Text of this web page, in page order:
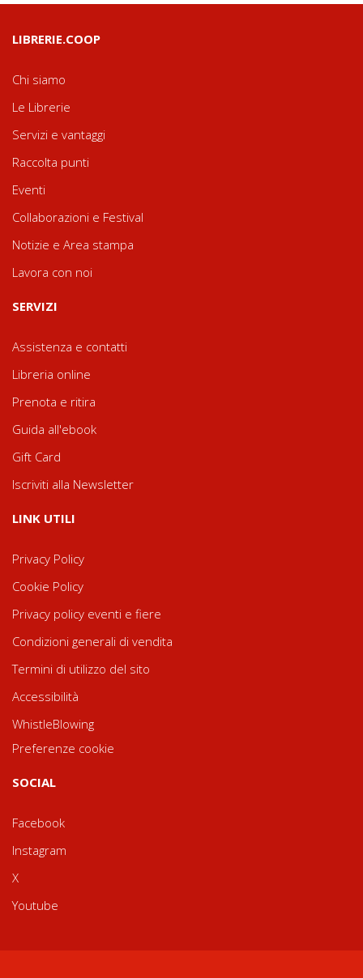
LIBRERIE.COOP
Chi siamo
Le Librerie
Servizi e vantaggi
Raccolta punti
Eventi
Collaborazioni e Festival
Notizie e Area stampa
Lavora con noi
SERVIZI
Assistenza e contatti
Libreria online
Prenota e ritira
Guida all'ebook
Gift Card
Iscriviti alla Newsletter
LINK UTILI
Privacy Policy
Cookie Policy
Privacy policy eventi e fiere
Condizioni generali di vendita
Termini di utilizzo del sito
Accessibilità
WhistleBlowing
Preferenze cookie
SOCIAL
Facebook
Instagram
X
Youtube